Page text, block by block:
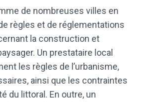
de nombreuses villes en
règles et de réglementations
la construction et
Un prestataire local
les règles de l’urbanisme,
ainsi que les contraintes
du littoral. En outre, un